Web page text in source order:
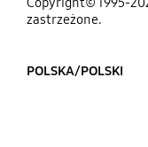
zastrzeżone.
POLSKA/POLSKI